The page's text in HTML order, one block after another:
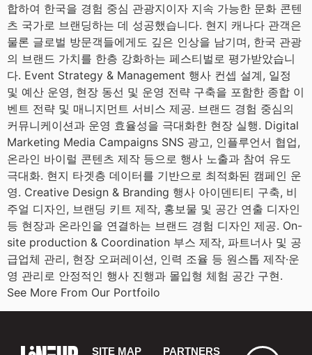
합하여 한국을 경험 중심 관광지이자 지속 가능한 문화 콘텐
츠 국가로 브랜딩하는 데 성공했습니다. 현지 캐나다 관객은
물론 글로벌 방문객들에게도 깊은 인상을 남기며, 한국 관광
의 브랜드 가치를 한층 강화하는 페스티벌로 평가받았습니
다. Event Strategy & Management 행사 컨셉 설계, 일정
및 예산 운영, 현장 동선 및 운영 전략 구축을 포함한 종합 이
벤트 전략 및 매니지먼트 서비스 제공. 브랜드 경험 중심의
커뮤니케이션과 운영 효율성을 극대화한 현장 실행. Digital
Marketing Media Campaigns SNS 광고, 인플루언서 협업,
온라인 바이럴 콘텐츠 제작 등으로 행사 노출과 참여 유도
극대화. 현지 타겟층 데이터를 기반으로 최적화된 캠페인 운
영. Creative Design & Branding 행사 아이덴티티 구축, 비
주얼 디자인, 브랜딩 키트 제작, 홍보물 및 공간 연출 디자인
등 현장과 온라인을 연결하는 브랜드 경험 디자인 제공. On-
site production & Coordination 부스 제작, 파트너사 및 공
급업체 관리, 현장 오퍼레이션, 인력 조율 등 원스톱 제작·운
영 관리로 안정적인 행사 진행과 몰입형 체험 공간 구현.
See More From Our Portfoilo
SITE MAP PARTNERS